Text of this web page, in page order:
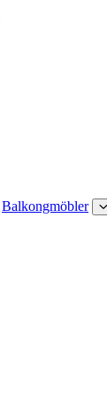
Balkongmöbler